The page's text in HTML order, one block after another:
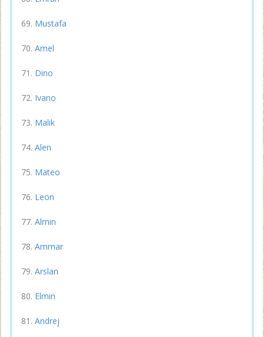
Mustafa
Amel
Dino
Ivano
Malik
Alen
Mateo
Leon
Almin
Ammar
Arslan
Elmin
Andrej